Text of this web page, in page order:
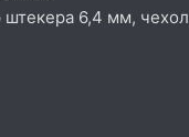
штекера 6,4 мм, чехол